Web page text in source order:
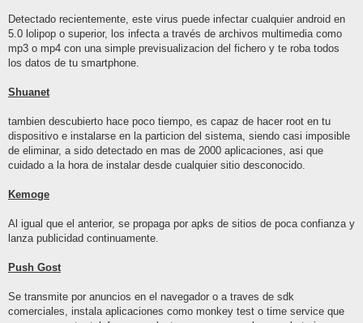
Detectado recientemente, este virus puede infectar cualquier android en
5.0 lolipop o superior, los infecta a través de archivos multimedia como
mp3 o mp4 con una simple previsualizacion del fichero y te roba todos
los datos de tu smartphone.
Shuanet
tambien descubierto hace poco tiempo, es capaz de hacer root en tu
dispositivo e instalarse en la particion del sistema, siendo casi imposible
de eliminar, a sido detectado en mas de 2000 aplicaciones, asi que
cuidado a la hora de instalar desde cualquier sitio desconocido.
Kemoge
Al igual que el anterior, se propaga por apks de sitios de poca confianza y
lanza publicidad continuamente.
Push Gost
Se transmite por anuncios en el navegador o a traves de sdk
comerciales, instala aplicaciones como monkey test o time service que